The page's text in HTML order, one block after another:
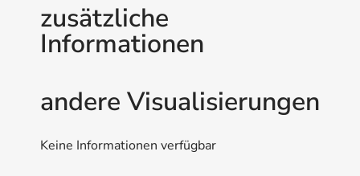
zusätzliche
Informationen
andere Visualisierungen
Keine Informationen verfügbar